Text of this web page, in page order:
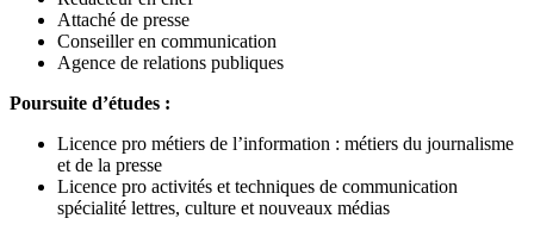
Attaché de presse
Conseiller en communication
Agence de relations publiques
Poursuite d’études :
Licence pro métiers de l’information : métiers du journalisme
et de la presse
Licence pro activités et techniques de communication
spécialité lettres, culture et nouveaux médias